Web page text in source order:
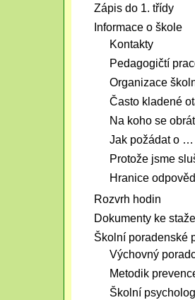
Zápis do 1. třídy
Informace o škole
Kontakty
Pedagogičtí
Organizace
Často kladené
Na koho se
Jak požádat o …
Protože jsme
Hranice
Rozvrh hodin
Dokumenty ke
Školní poradenské
Výchovný
Metodik
Školní psycholog